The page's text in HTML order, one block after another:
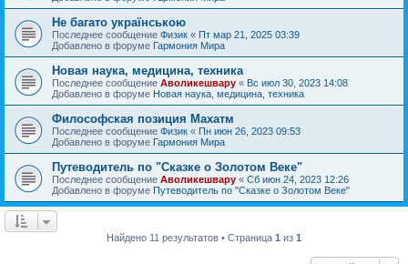
Не багато українською
Последнее сообщение Физик « Пт мар 21, 2025 03:39
Добавлено в форуме Гармония Мира
Новая наука, медицина, техника
Последнее сообщение Аволикешвару « Вс июл 30, 2023 14:08
Добавлено в форуме Новая наука, медицина, техника
Философская позиция Махатм
Последнее сообщение Физик « Пн июн 26, 2023 09:53
Добавлено в форуме Гармония Мира
Путеводитель по "Сказке о Золотом Веке"
Последнее сообщение Аволикешвару « Сб июн 24, 2023 12:26
Добавлено в форуме Путеводитель по "Сказке о Золотом Веке"
Найдено 11 результатов • Страница 1 из 1